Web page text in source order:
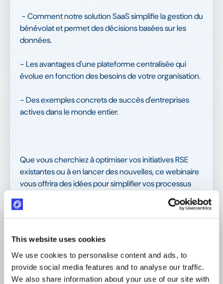
This website uses cookies
We use cookies to personalise content and ads, to
provide social media features and to analyse our traffic.
We also share information about your use of our site with
- Comment notre solution SaaS simplifie la gestion du
bénévolat et permet des décisions basées sur les
données.
- Les avantages d'une plateforme centralisée qui
évolue en fonction des besoins de votre organisation.
- Des exemples concrets de succès d'entreprises
actives dans le monde entier.
Que vous cherchiez à optimiser vos initiatives RSE
existantes ou à en lancer des nouvelles, ce webinaire
vous offrira des idées pour simplifier vos processus